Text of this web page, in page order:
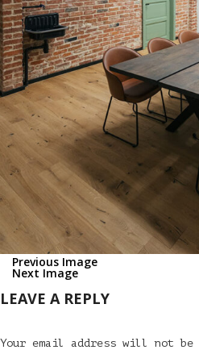
Previous Image
Next Image
LEAVE A REPLY
Your email address will not be